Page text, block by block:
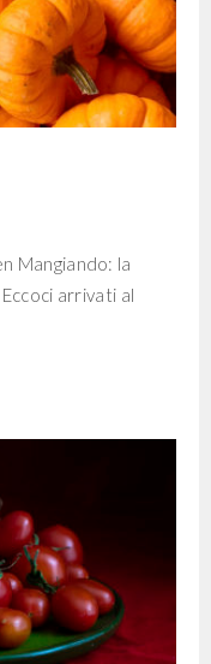
Mangiando: la
arrivati al